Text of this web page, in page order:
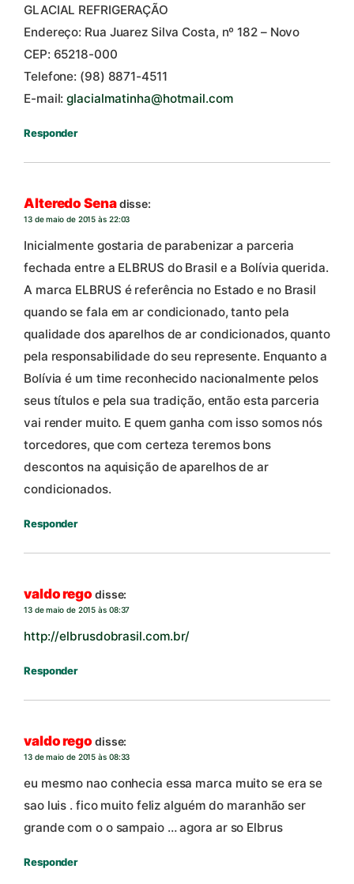
GLACIAL REFRIGERAÇÃO
Endereço: Rua Juarez Silva Costa, nº 182 – Novo
CEP: 65218-000
Telefone: (98) 8871-4511
E-mail:glacialmatinha@hotmail.com
Responder
Alteredo Senadisse:
13 de maio de 2015 às 22:03
Inicialmente gostaria de parabenizar a parceria
fechada entre a ELBRUS do Brasil e a Bolívia querida.
A marca ELBRUS é referência no Estado e no Brasil
quando se fala em ar condicionado, tanto pela
qualidade dos aparelhos de ar condicionados, quanto
pela responsabilidade do seu represente. Enquanto a
Bolívia é um time reconhecido nacionalmente pelos
seus títulos e pela sua tradição, então esta parceria
vai render muito. E quem ganha com isso somos nós
torcedores, que com certeza teremos bons
descontos na aquisição de aparelhos de ar
condicionados.
Responder
valdo rego disse:
13 de maio de 2015 às 08:37
http://elbrusdobrasil.com.br/
Responder
valdo rego disse:
13 de maio de 2015 às 08:33
eu mesmo nao conhecia essa marca muito se era se
sao luis . fico muito feliz alguém do maranhão ser
grande com o o sampaio … agora ar so Elbrus
Responder